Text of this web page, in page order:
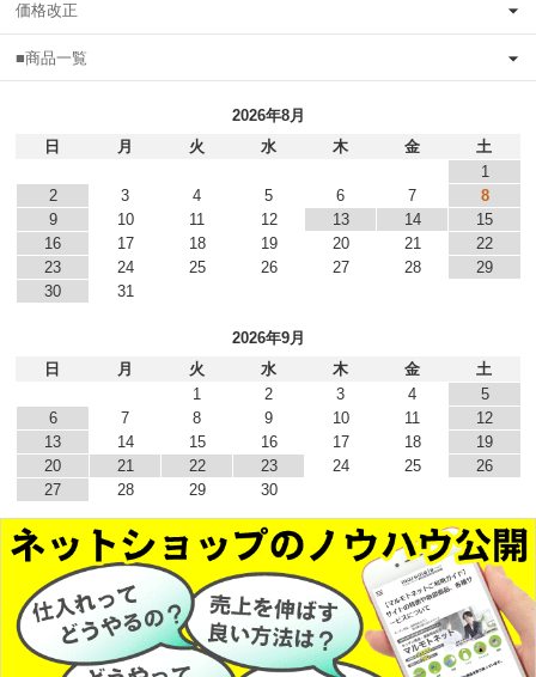
価格改正
■商品一覧
2026年8月
日
月 火 水 木 金
土
1
2
3 4 5 6 7
8
9
10 11 12 13 14
15
16
17 18 19 20 21
22
23
24 25 26 27 28
29
30
31
2026年9月
日
月 火 水 木 金
土
1
2 3 4
5
6
7 8 9 10 11
12
13
14 15 16 17 18
19
20
21 22 23 24 25
26
27
28 29 30